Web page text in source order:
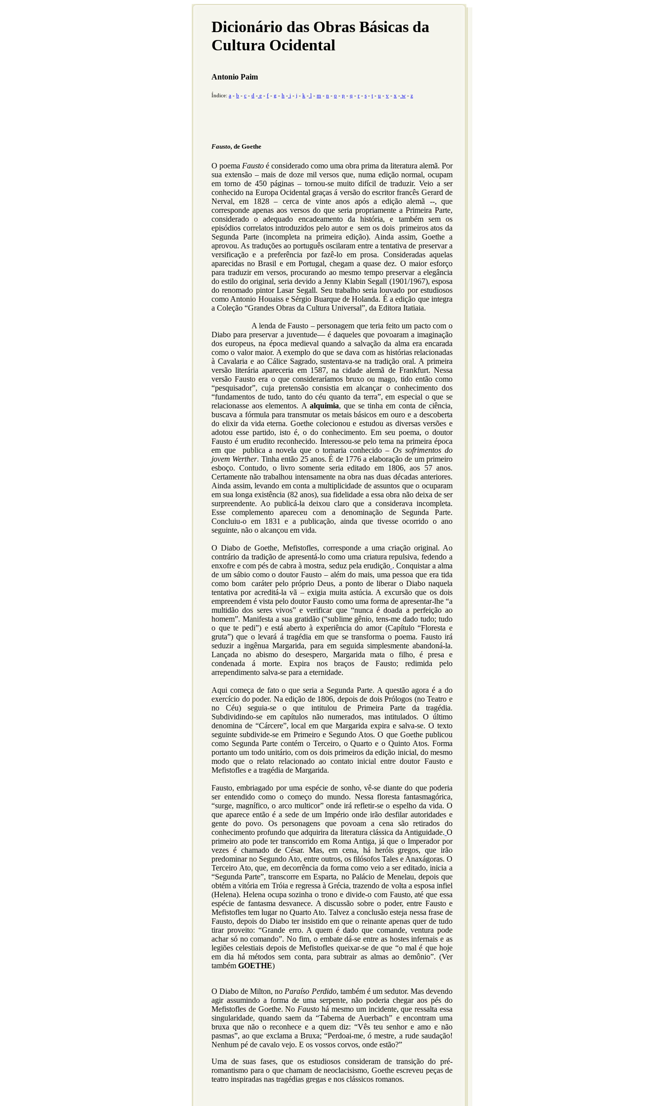
Dicionário das Obras Básicas da
Cultura Ocidental
Antonio Paim
Índice: a - b - c - d - e - f - g - h - i - j - k - l - m - n - o - p - q - r - s - t - u - v - x - w - z
Fausto, de Goethe
O poema Fausto é considerado como uma obra prima da literatura alemã. Por
sua extensão – mais de doze mil versos que, numa edição normal, ocupam
em torno de 450 páginas – tornou-se muito difícil de traduzir. Veio a ser
conhecido na Europa Ocidental graças á versão do escritor francês Gerard de
Nerval, em 1828 – cerca de vinte anos após a edição alemã --, que
corresponde apenas aos versos do que seria propriamente a Primeira Parte,
considerado o adequado encadeamento da história, e também sem os
episódios correlatos introduzidos pelo autor e sem os dois primeiros atos da
Segunda Parte (incompleta na primeira edição). Ainda assim, Goethe a
aprovou. As traduções ao português oscilaram entre a tentativa de preservar a
versificação e a preferência por fazê-lo em prosa. Consideradas aquelas
aparecidas no Brasil e em Portugal, chegam a quase dez. O maior esforço
para traduzir em versos, procurando ao mesmo tempo preservar a elegância
do estilo do original, seria devido a Jenny Klabin Segall (1901/1967), esposa
do renomado pintor Lasar Segall. Seu trabalho seria louvado por estudiosos
como Antonio Houaiss e Sérgio Buarque de Holanda. É a edição que integra
a Coleção “Grandes Obras da Cultura Universal”, da Editora Itatiaia.
A lenda de Fausto – personagem que teria feito um pacto com o
Diabo para preservar a juventude— é daqueles que povoaram a imaginação
dos europeus, na época medieval quando a salvação da alma era encarada
como o valor maior. A exemplo do que se dava com as histórias relacionadas
à Cavalaria e ao Cálice Sagrado, sustentava-se na tradição oral. A primeira
versão literária apareceria em 1587, na cidade alemã de Frankfurt. Nessa
versão Fausto era o que consideraríamos bruxo ou mago, tido então como
“pesquisador”, cuja pretensão consistia em alcançar o conhecimento dos
“fundamentos de tudo, tanto do céu quanto da terra”, em especial o que se
relacionasse aos elementos. A alquimia, que se tinha em conta de ciência,
buscava a fórmula para transmutar os metais básicos em ouro e a descoberta
do elixir da vida eterna. Goethe colecionou e estudou as diversas versões e
adotou esse partido, isto é, o do conhecimento. Em seu poema, o doutor
Fausto é um erudito reconhecido. Interessou-se pelo tema na primeira época
em que publica a novela que o tornaria conhecido – Os sofrimentos do
jovem Werther. Tinha então 25 anos. É de 1776 a elaboração de um primeiro
esboço. Contudo, o livro somente seria editado em 1806, aos 57 anos.
Certamente não trabalhou intensamente na obra nas duas décadas anteriores.
Ainda assim, levando em conta a multiplicidade de assuntos que o ocuparam
em sua longa existência (82 anos), sua fidelidade a essa obra não deixa de ser
surpreendente. Ao publicá-la deixou claro que a considerava incompleta.
Esse complemento apareceu com a denominação de Segunda Parte.
Concluiu-o em 1831 e a publicação, ainda que tivesse ocorrido o ano
seguinte, não o alcançou em vida.
O Diabo de Goethe, Mefistofles, corresponde a uma criação original. Ao
contrário da tradição de apresentá-lo como uma criatura repulsiva, fedendo a
enxofre e com pés de cabra à mostra, seduz pela erudição . Conquistar a alma
de um sábio como o doutor Fausto – além do mais, uma pessoa que era tida
como bom caráter pelo próprio Deus, a ponto de liberar o Diabo naquela
tentativa por acreditá-la vã – exigia muita astúcia. A excursão que os dois
empreendem é vista pelo doutor Fausto como uma forma de apresentar-lhe “a
multidão dos seres vivos” e verificar que “nunca é doada a perfeição ao
homem”. Manifesta a sua gratidão (“sublime gênio, tens-me dado tudo; tudo
o que te pedi”) e está aberto à experiência do amor (Capítulo “Floresta e
gruta”) que o levará á tragédia em que se transforma o poema. Fausto irá
seduzir a ingênua Margarida, para em seguida simplesmente abandoná-la.
Lançada no abismo do desespero, Margarida mata o filho, é presa e
condenada á morte. Expira nos braços de Fausto; redimida pelo
arrependimento salva-se para a eternidade.
Aqui começa de fato o que seria a Segunda Parte. A questão agora é a do
exercício do poder. Na edição de 1806, depois de dois Prólogos (no Teatro e
no Céu) seguia-se o que intitulou de Primeira Parte da tragédia.
Subdividindo-se em capítulos não numerados, mas intitulados. O último
denomina de “Cárcere”, local em que Margarida expira e salva-se. O texto
seguinte subdivide-se em Primeiro e Segundo Atos. O que Goethe publicou
como Segunda Parte contém o Terceiro, o Quarto e o Quinto Atos. Forma
portanto um todo unitário, com os dois primeiros da edição inicial, do mesmo
modo que o relato relacionado ao contato inicial entre doutor Fausto e
Mefistofles e a tragédia de Margarida.
Fausto, embriagado por uma espécie de sonho, vê-se diante do que poderia
ser entendido como o começo do mundo. Nessa floresta fantasmagórica,
“surge, magnífico, o arco multicor” onde irá refletir-se o espelho da vida. O
que aparece então é a sede de um Império onde irão desfilar autoridades e
gente do povo. Os personagens que povoam a cena são retirados do
conhecimento profundo que adquirira da literatura clássica da Antiguidade. O
primeiro ato pode ter transcorrido em Roma Antiga, já que o Imperador por
vezes é chamado de César. Mas, em cena, há heróis gregos, que irão
predominar no Segundo Ato, entre outros, os filósofos Tales e Anaxágoras. O
Terceiro Ato, que, em decorrência da forma como veio a ser editado, inicia a
“Segunda Parte”, transcorre em Esparta, no Palácio de Menelau, depois que
obtém a vitória em Tróia e regressa à Grécia, trazendo de volta a esposa infiel
(Helena). Helena ocupa sozinha o trono e divide-o com Fausto, até que essa
espécie de fantasma desvanece. A discussão sobre o poder, entre Fausto e
Mefistofles tem lugar no Quarto Ato. Talvez a conclusão esteja nessa frase de
Fausto, depois do Diabo ter insistido em que o reinante apenas quer de tudo
tirar proveito: “Grande erro. A quem é dado que comande, ventura pode
achar só no comando”. No fim, o embate dá-se entre as hostes infernais e as
legiões celestiais depois de Mefistofles queixar-se de que “o mal é que hoje
em dia há métodos sem conta, para subtrair as almas ao demônio”. (Ver
também GOETHE)
O Diabo de Milton, no Paraíso Perdido, também é um sedutor. Mas devendo
agir assumindo a forma de uma serpente, não poderia chegar aos pés do
Mefistofles de Goethe. No Fausto há mesmo um incidente, que ressalta essa
singularidade, quando saem da “Taberna de Auerbach” e encontram uma
bruxa que não o reconhece e a quem diz: “Vês teu senhor e amo e não
pasmas”, ao que exclama a Bruxa; “Perdoai-me, ó mestre, a rude saudação!
Nenhum pé de cavalo vejo. E os vossos corvos, onde estão?”
Uma de suas fases, que os estudiosos consideram de transição do pré-
romantismo para o que chamam de neoclacisismo, Goethe escreveu peças de
teatro inspiradas nas tragédias gregas e nos clássicos romanos.